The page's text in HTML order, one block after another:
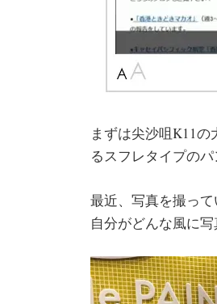
まずは尖沙咀K11
るスフレタイプの
最近、写真を撮っ
自分がどんな風に